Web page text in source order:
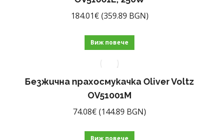
184.01€ (359.89 BGN)
Виж повече
Безжична прахосмукачка Oliver Voltz
OV51001M
74.08€ (144.89 BGN)
Виж повече